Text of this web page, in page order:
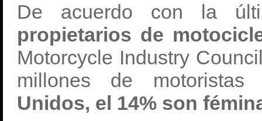
De acuerdo con la
propietarios de
Motorcycle Industry
millones de motoristas
Unidos, el 14% son